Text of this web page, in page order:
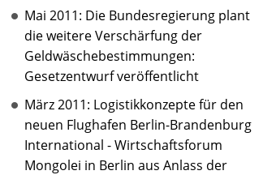
Mai 2011: Die Bundesregierung plant
die weitere Verschärfung der
Geldwäschebestimmungen:
Gesetzentwurf veröffentlicht
März 2011: Logistikkonzepte für den
neuen Flughafen Berlin-Brandenburg
International - Wirtschaftsforum
Mongolei in Berlin aus Anlass der